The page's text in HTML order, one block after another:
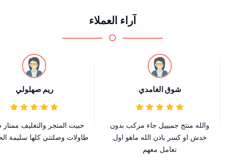
آراء العملاء
شوق الغامدي
والله منتج جميييل جاء مركب بدون
خدش او كسر باذن الله ماهو اول
تعامل معهم
ريم صهلولي
حبيت المتجر والتغليف
طاولات وصلتني كلها سليمة